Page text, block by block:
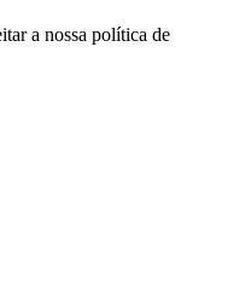
a nossa política de